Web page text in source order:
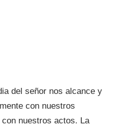
del señor nos alcance y
con nuestros
nuestros actos. La